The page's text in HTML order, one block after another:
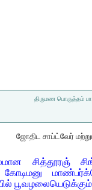
திருமண பொருத்தம்
ஜோதிட சாப்ட்வேர்
சித்தூரஞ்
கோடிமனு